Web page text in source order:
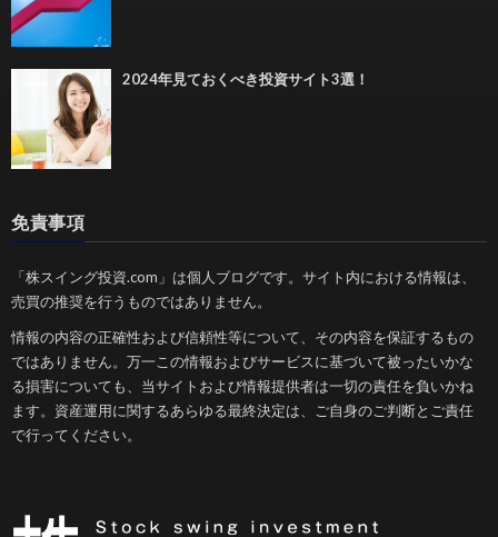
2024年見ておくべき投資サイト3選！
免責事項
「株スイング投資.com」は個人ブログです。サイト内における情報は、
売買の推奨を行うものではありません。
情報の内容の正確性および信頼性等について、その内容を保証するもの
ではありません。万一この情報およびサービスに基づいて被ったいかな
る損害についても、当サイトおよび情報提供者は一切の責任を負いかね
ます。資産運用に関するあらゆる最終決定は、ご自身のご判断とご責任
で行ってください。